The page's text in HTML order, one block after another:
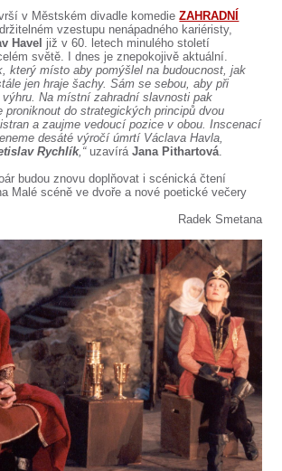
v Městském divadle komedieZAHRADNÍ
vzestupu nenápadného kariéristy,
Havel již v 60. letech minulého století
světě. I dnes je znepokojivě aktuální.
který místo aby pomýšlel na budoucnost, jak
jen hraje šachy. Sám se sebou, aby při
Na místní zahradní slavnosti pak
proniknout do strategických principů dvou
a zaujme vedoucí pozice v obou. Inscenací
desáté výročí úmrtí Václava Havla,
Rychlík,“uzavíráJana Pithartová.
budou znovu doplňovat i scénická čtení
Malé scéně ve dvoře a nové poetické večery
Radek Smetana